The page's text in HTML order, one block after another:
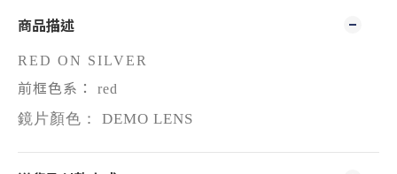
商品描述
RED ON SILVER
前框色系： red
鏡片顏色： DEMO LENS